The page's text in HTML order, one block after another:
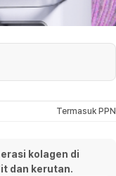
Termasuk PPN
kolagen di
dan kerutan.